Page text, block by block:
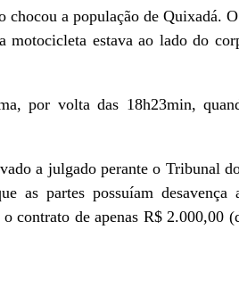
a população de Quixadá.
estava ao lado do
por volta das 18h23min,
a julgado perante o Tribunal
as partes possuíam
contrato de apenas R$ 2.000,00